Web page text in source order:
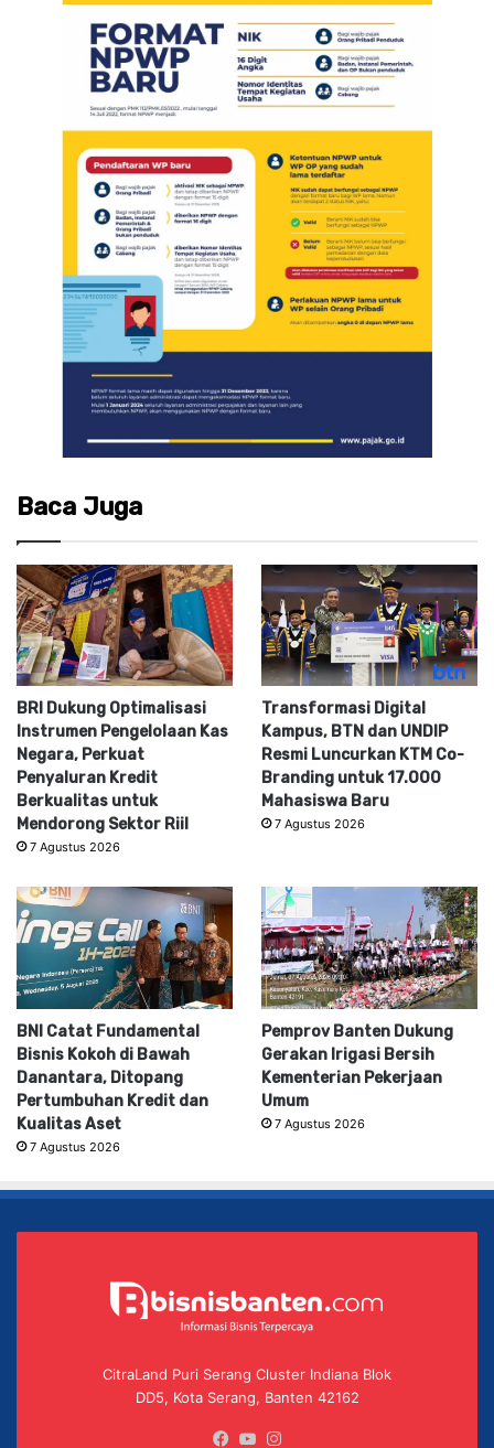
Baca Juga
BRI Dukung Optimalisasi
Instrumen Pengelolaan Kas
Negara, Perkuat
Penyaluran Kredit
Berkualitas untuk
Mendorong Sektor Riil
7 Agustus 2026
Transformasi Digital
Kampus, BTN dan UNDIP
Resmi Luncurkan KTM Co-
Branding untuk 17.000
Mahasiswa Baru
7 Agustus 2026
BNI Catat Fundamental
Bisnis Kokoh di Bawah
Danantara, Ditopang
Pertumbuhan Kredit dan
Kualitas Aset
7 Agustus 2026
Pemprov Banten Dukung
Gerakan Irigasi Bersih
Kementerian Pekerjaan
Umum
7 Agustus 2026
CitraLand Puri Serang Cluster Indiana Blok
DD5, Kota Serang, Banten 42162
Facebook
YouTube